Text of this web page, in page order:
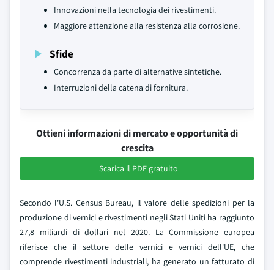
Innovazioni nella tecnologia dei rivestimenti.
Maggiore attenzione alla resistenza alla corrosione.
Sfide
Concorrenza da parte di alternative sintetiche.
Interruzioni della catena di fornitura.
Ottieni informazioni di mercato e opportunità di
crescita
Scarica il PDF gratuito
Secondo l'U.S. Census Bureau, il valore delle spedizioni per la
produzione di vernici e rivestimenti negli Stati Uniti ha raggiunto
27,8 miliardi di dollari nel 2020. La Commissione europea
riferisce che il settore delle vernici e vernici dell'UE, che
comprende rivestimenti industriali, ha generato un fatturato di